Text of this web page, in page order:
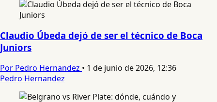
Claudio Úbeda dejó de ser el técnico de Boca
Juniors
Por Pedro Hernandez • 1 de junio de 2026, 12:36
Pedro Hernandez